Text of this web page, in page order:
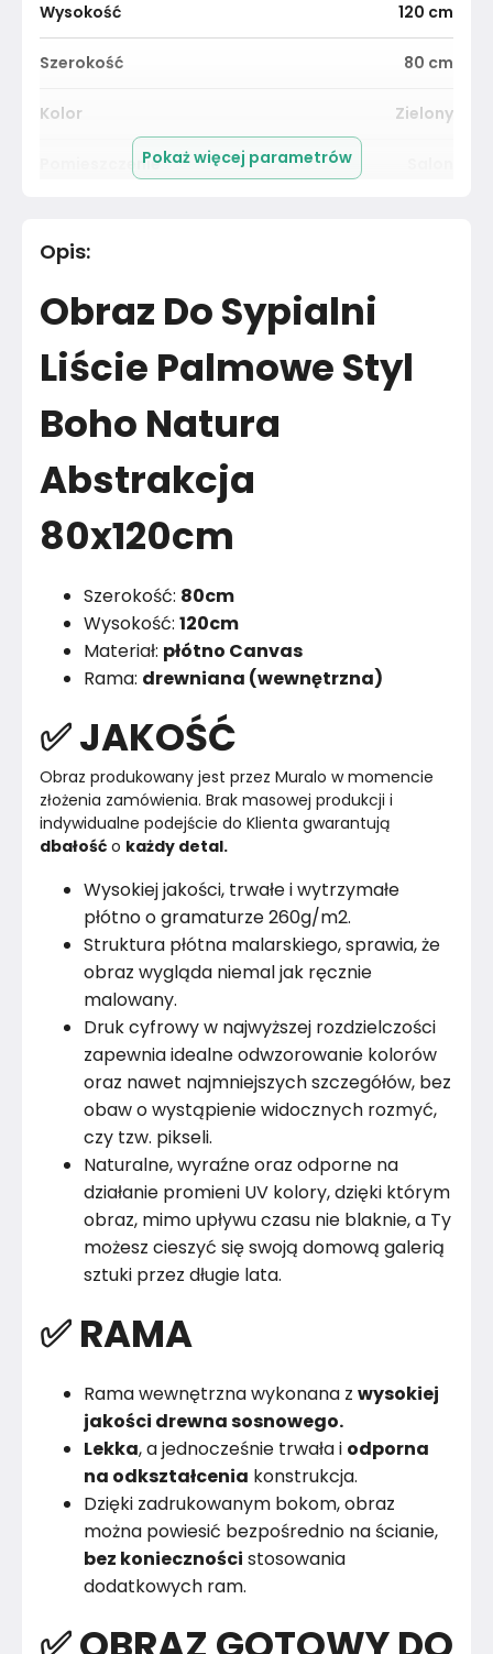
Wysokość 120 cm
Szerokość 80 cm
Kolor Zielony
Pomieszczenie
Materiał
Materiał
Kolor Zielenie
Marka
Montaż
Rok produkcji
Pokaż więcej parametrów
Opis:
Obraz Do Sypialni
Liście Palmowe Styl
Boho Natura
Abstrakcja
80x120cm
Szerokość: 80cm
Wysokość: 120cm
Materiał: płótno Canvas
Rama: drewniana (wewnętrzna)
✅ JAKOŚĆ
Obraz produkowany jest przez Muralo w momencie
złożenia zamówienia. Brak masowej produkcji i
indywidualne podejście do Klienta gwarantują
dbałość o każdy detal.
Wysokiej jakości, trwałe i wytrzymałe
płótno o gramaturze 260g/m2.
Struktura płótna malarskiego, sprawia, że
obraz wygląda niemal jak ręcznie
malowany.
Druk cyfrowy w najwyższej rozdzielczości
zapewnia idealne odwzorowanie kolorów
oraz nawet najmniejszych szczegółów, bez
obaw o wystąpienie widocznych rozmyć,
czy tzw. pikseli.
Naturalne, wyraźne oraz odporne na
działanie promieni UV kolory, dzięki którym
obraz, mimo upływu czasu nie blaknie, a Ty
możesz cieszyć się swoją domową galerią
sztuki przez długie lata.
✅ RAMA
Rama wewnętrzna wykonana z wysokiej
jakości drewna sosnowego.
Lekka, a jednocześnie trwała i odporna
na odkształcenia konstrukcja.
Dzięki zadrukowanym bokom, obraz
można powiesić bezpośrednio na ścianie,
bez konieczności stosowania
dodatkowych ram.